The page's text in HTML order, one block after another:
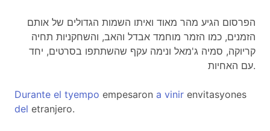
הפרסום הגיע מהר מאוד ואיתו השמות הגדולים של אותם
הזמנים, כמו הזמר מוחמד אבדל והאב, והשחקניות תחיה
קריוקה, סמיה ג'מאל ונימה עקף שהשתתפו בסרטים, יחד
עם האחיות.
Durante el tyempo empesaron a vinir envitasyones
del etranjero.